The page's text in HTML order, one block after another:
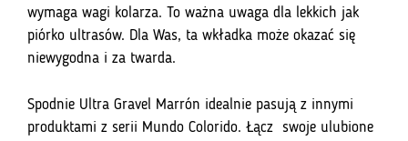
wymaga wagi kolarza. To ważna uwaga dla lekkich jak
piórko ultrasów. Dla Was, ta wkładka może okazać się
niewygodna i za twarda.
Spodnie Ultra Gravel Marrón idealnie pasują z innymi
produktami z serii Mundo Colorido. Łącz swoje ulubione